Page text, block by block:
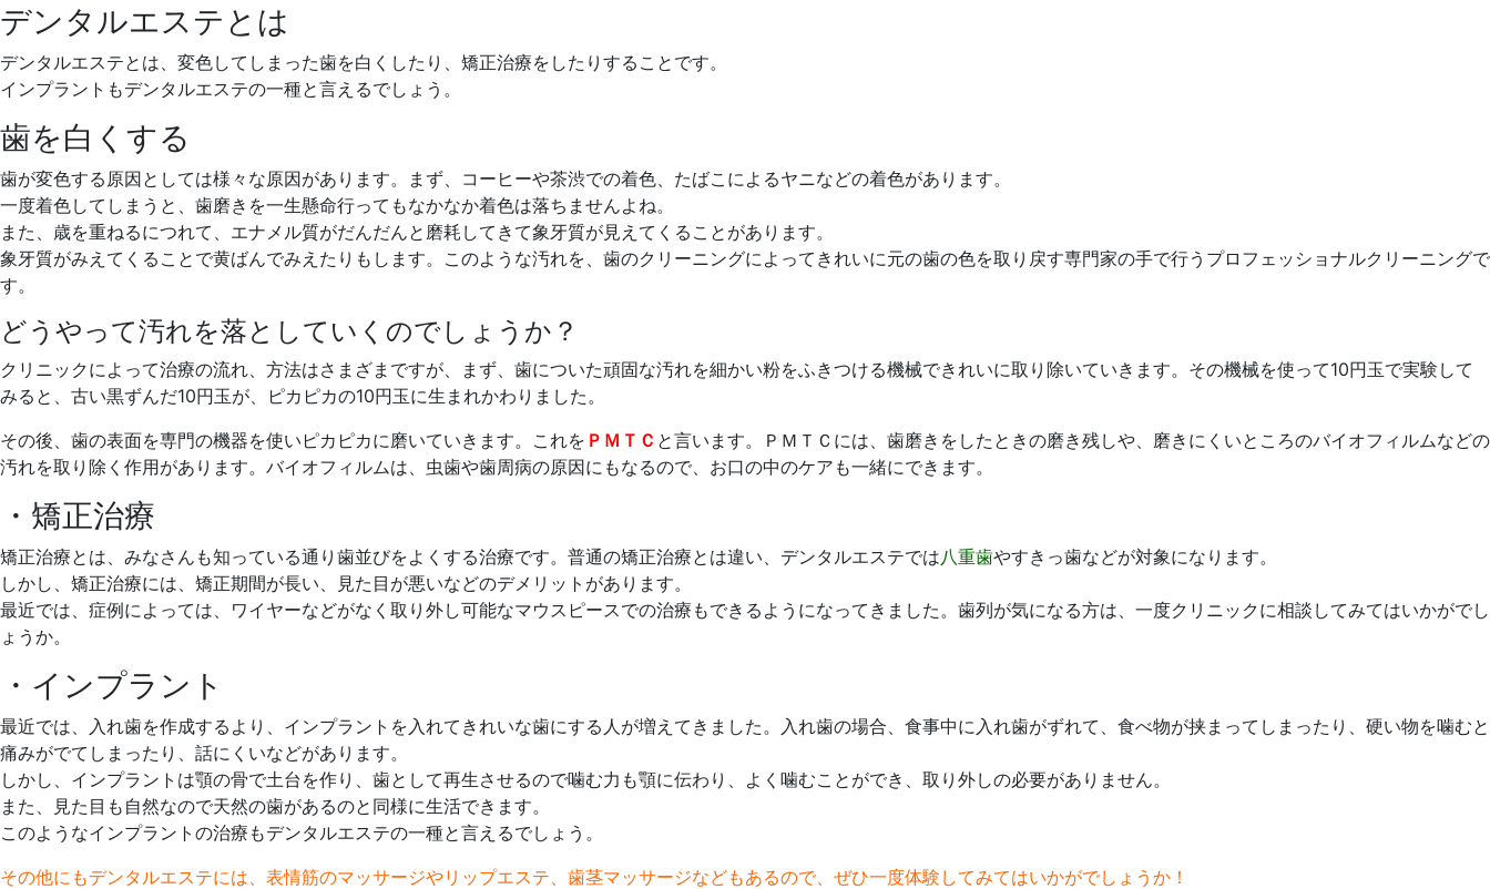
デンタルエステとは
デンタルエステとは、変色してしまった歯を白くしたり、矯正治療をしたりすることです。
インプラントもデンタルエステの一種と言えるでしょう。
歯を白くする
歯が変色する原因としては様々な原因があります。まず、コーヒーや茶渋での着色、たばこによるヤニなどの着色があります。
一度着色してしまうと、歯磨きを一生懸命行ってもなかなか着色は落ちませんよね。
また、歳を重ねるにつれて、エナメル質がだんだんと磨耗してきて象牙質が見えてくることがあります。
象牙質がみえてくることで黄ばんでみえたりもします。このような汚れを、歯のクリーニングによってきれいに元の歯の色を取り戻す専門家の手で行うプロフェッショナルクリーニングで
す。
どうやって汚れを落としていくのでしょうか？
クリニックによって治療の流れ、方法はさまざまですが、まず、歯についた頑固な汚れを細かい粉をふきつける機械できれいに取り除いていきます。その機械を使って10円玉で実験して
みると、古い黒ずんだ10円玉が、ピカピカの10円玉に生まれかわりました。
その後、歯の表面を専門の機器を使いピカピカに磨いていきます。これを ＰＭＴＣ と言います。ＰＭＴＣには、歯磨きをしたときの磨き残しや、磨きにくいところのバイオフィルムなどの
汚れを取り除く作用があります。バイオフィルムは、虫歯や歯周病の原因にもなるので、お口の中のケアも一緒にできます。
・矯正治療
矯正治療とは、みなさんも知っている通り歯並びをよくする治療です。普通の矯正治療とは違い、デンタルエステでは八重歯やすきっ歯などが対象になります。
しかし、矯正治療には、矯正期間が長い、見た目が悪いなどのデメリットがあります。
最近では、症例によっては、ワイヤーなどがなく取り外し可能なマウスピースでの治療もできるようになってきました。歯列が気になる方は、一度クリニックに相談してみてはいかがでし
ょうか。
・インプラント
最近では、入れ歯を作成するより、インプラントを入れてきれいな歯にする人が増えてきました。入れ歯の場合、食事中に入れ歯がずれて、食べ物が挟まってしまったり、硬い物を噛むと
痛みがでてしまったり、話にくいなどがあります。
しかし、インプラントは顎の骨で土台を作り、歯として再生させるので噛む力も顎に伝わり、よく噛むことができ、取り外しの必要がありません。
また、見た目も自然なので天然の歯があるのと同様に生活できます。
このようなインプラントの治療もデンタルエステの一種と言えるでしょう。
その他にもデンタルエステには、表情筋のマッサージやリップエステ、歯茎マッサージなどもあるので、ぜひ一度体験してみてはいかがでしょうか！